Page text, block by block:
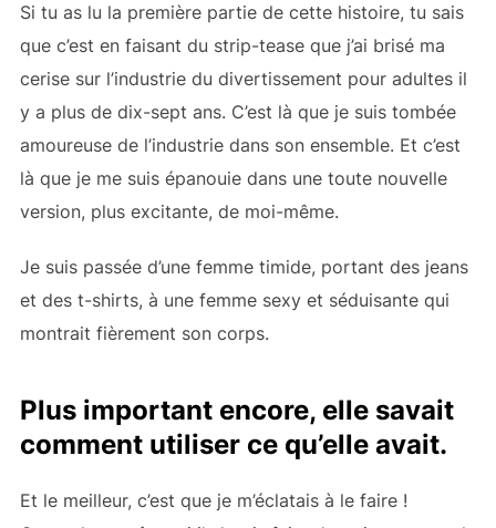
Si tu as lu la première partie de cette histoire, tu sais
que c’est en faisant du strip-tease que j’ai brisé ma
cerise sur l’industrie du divertissement pour adultes il
y a plus de dix-sept ans. C’est là que je suis tombée
amoureuse de l’industrie dans son ensemble. Et c’est
là que je me suis épanouie dans une toute nouvelle
version, plus excitante, de moi-même.
Je suis passée d’une femme timide, portant des jeans
et des t-shirts, à une femme sexy et séduisante qui
montrait fièrement son corps.
Plus important encore, elle savait
comment utiliser ce qu’elle avait.
Et le meilleur, c’est que je m’éclatais à le faire !